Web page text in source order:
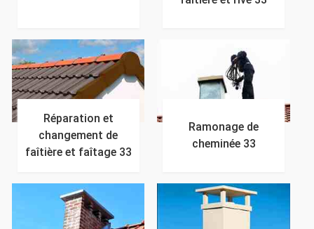
Réparation et
changement de
faîtière et faîtage 33
Ramonage de
cheminée 33